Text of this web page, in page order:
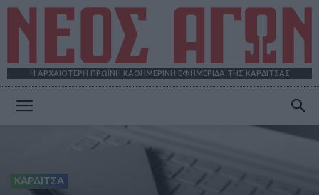
Η ΑΡΧΑΙΟΤΕΡΗ ΠΡΩΪΝΗ ΚΑΘΗΜΕΡΙΝΗ ΕΦΗΜΕΡΙΔΑ ΤΗΣ ΚΑΡΔΙΤΣΑΣ
ΑΓΩΝ
ΚΑΡΔΙΤΣΑ